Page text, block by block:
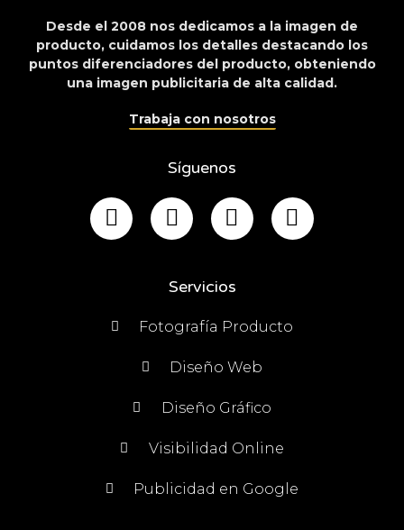
Desde el 2008 nos dedicamos a la imagen de
producto, cuidamos los detalles destacando los
puntos diferenciadores del producto, obteniendo
una imagen publicitaria de alta calidad.
Trabaja con nosotros
Síguenos
Servicios
Fotografía Producto
Diseño Web
Diseño Gráfico
Visibilidad Online
Publicidad en Google